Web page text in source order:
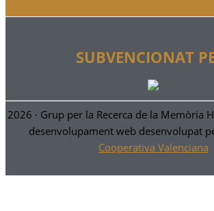
SUBVENCIONAT
2026 · Grup per la Recerca de la Memòria
desenvolupament web desenvolupat
Cooperativa Valenciana